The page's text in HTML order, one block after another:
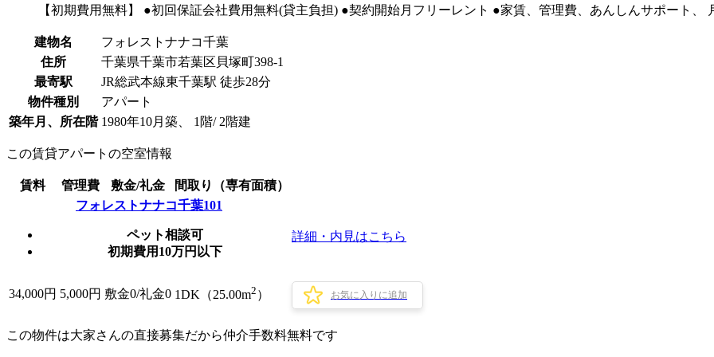
【初期費用無料】 ●初回保証会社費用無料(貸主負担) ●契約開始月フリーレント ●家賃、管理費、あんしんサポート
建物名
フォレストナナコ千葉
住所
千葉県千葉市若葉区貝塚町398-1
最寄駅
JR総武本線東千葉駅 徒歩28分
物件種別
アパート
築年月、所在階 1980年10月築、 1階/ 2階建
この賃貸アパートの空室情報
賃料 管理費 敷金/礼金
間取り（専有面積）
フォレストナナコ千葉101
ペット相談可
初期費用10万円以下
詳細・内見はこちら
34,000円 5,000円 敷金0/礼金0 1DK（25.00m2 ） お気に入りに追加
この物件は大家さんの直接募集だから仲介手数料無料です